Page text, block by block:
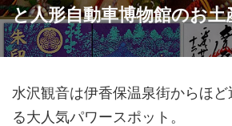
と人形自動車博物館のお土
水沢観音は伊香保温泉街からほ
る大人気パワースポット。